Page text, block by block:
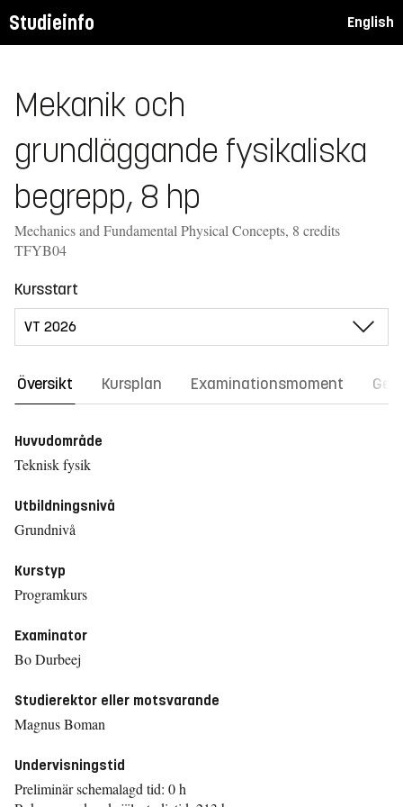
Studieinfo English
Mekanik och
grundläggande fysikaliska
begrepp, 8 hp
Mechanics and Fundamental Physical Concepts, 8 credits
TFYB04
Kursstart
Översikt Kursplan Examinationsmoment
Huvudområde
Teknisk fysik
Utbildningsnivå
Grundnivå
Kurstyp
Programkurs
Examinator
Bo Durbeej
Studierektor eller motsvarande
Magnus Boman
Undervisningstid
Preliminär schemalagd tid: 0 h